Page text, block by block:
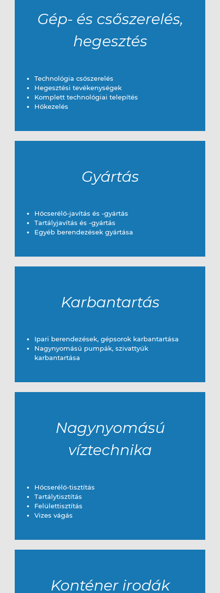
Gép- és csőszerelés,
hegesztés
Technológia csőszerelés
Hegesztési tevékenységek
Komplett technológiai telepítés
Hőkezelés
Gyártás
Hőcserélő-javítás és -gyártás
Tartályjavítás és -gyártás
Egyéb berendezések gyártása
Karbantartás
Ipari berendezések, gépsorok karbantartása
Nagynyomású pumpák, szivattyúk
karbantartása
Nagynyomású
víztechnika
Hőcserélő-tisztítás
Tartálytisztítás
Felülettisztítás
Vizes vágás
Konténer irodák